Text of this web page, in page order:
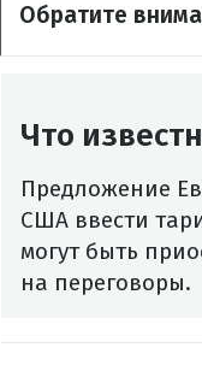
Обратите
Что
Предложение
США ввести
могут быть
на переговоры.